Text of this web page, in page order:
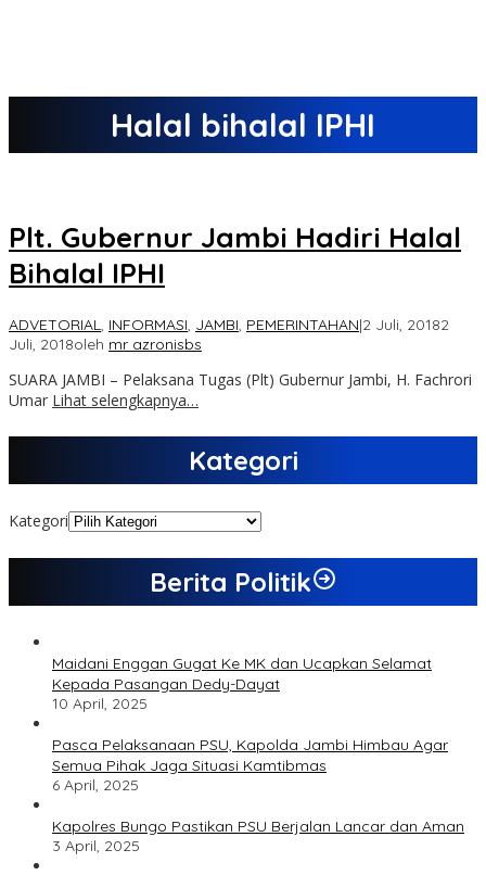
Halal bihalal IPHI
Plt. Gubernur Jambi Hadiri Halal
Bihalal IPHI
ADVETORIAL, INFORMASI, JAMBI, PEMERINTAHAN|2 Juli, 20182
Juli, 2018oleh mr azronisbs
SUARA JAMBI – Pelaksana Tugas (Plt) Gubernur Jambi, H. Fachrori
Umar Lihat selengkapnya…
Kategori
Kategori
Berita Politik
Maidani Enggan Gugat Ke MK dan Ucapkan Selamat
Kepada Pasangan Dedy-Dayat
10 April, 2025
Pasca Pelaksanaan PSU, Kapolda Jambi Himbau Agar
Semua Pihak Jaga Situasi Kamtibmas
6 April, 2025
Kapolres Bungo Pastikan PSU Berjalan Lancar dan Aman
3 April, 2025